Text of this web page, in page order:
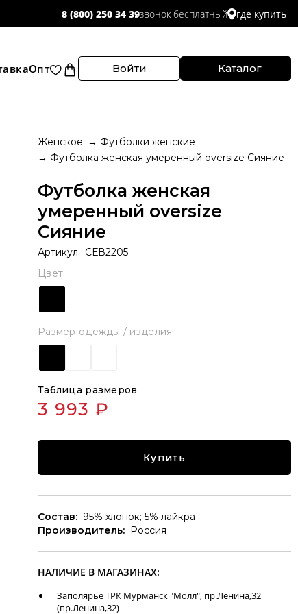
8 (800) 250 34 39звонок бесплатный где купить
Опт Войти Каталог
Женское
Футболки женские
Футболка женская умеренный oversize Сияние
Футболка женская
умеренный oversize
Сияние
Артикул
СЕВ2205
Цвет
Размер одежды / изделия
Таблица размеров
3 993 ₽
Купить
Состав: 95% хлопок; 5% лайкра
Производитель: Россия
НАЛИЧИЕ В МАГАЗИНАХ:
Заполярье ТРК Мурманск "Молл", пр.Ленина,32
(пр.Ленина,32)